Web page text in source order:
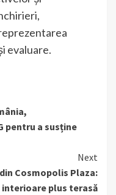
evaluare.
pentru a susține
Next
Cosmopolis Plaza:
interioare plus terasă